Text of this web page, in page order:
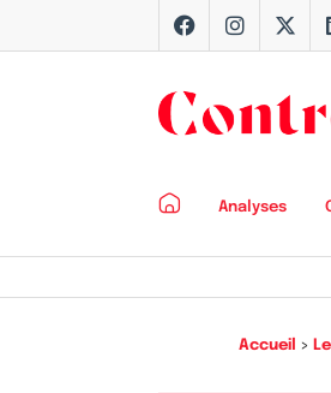
Analyses
Accueil >